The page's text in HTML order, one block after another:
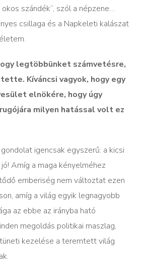
szándék”, szól a népzene…
csillaga és a Napkeleti kalászat
legtöbbünket számvetésre,
Kíváncsi vagyok, hogy egy
elnökére, hogy úgy
milyen hatással volt ez
igencsak egyszerű: a kicsi
Amíg a maga kényelméhez
emberiség nem változtat ezen
amíg a világ egyik legnagyobb
az ebbe az irányba ható
megoldás politikai maszlag,
tüneti kezelése a teremtett világ